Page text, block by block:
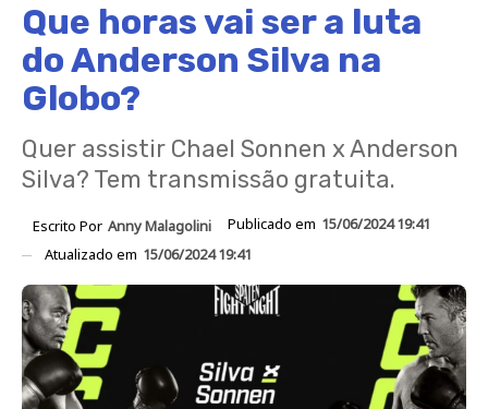
Que horas vai ser a luta
do Anderson Silva na
Globo?
Quer assistir Chael Sonnen x Anderson
Silva? Tem transmissão gratuita.
Escrito Por Anny Malagolini Publicado em 15/06/2024 19:41
Atualizado em 15/06/2024 19:41